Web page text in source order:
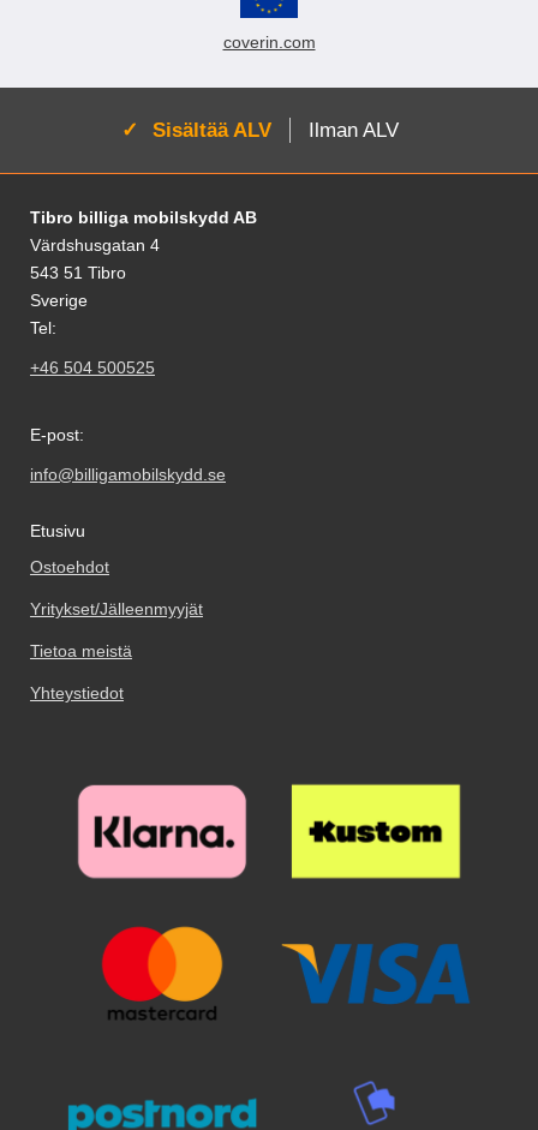
coverin.com
Aktivoi:
Sisältää ALV Ilman ALV
Alatunnisteen sisältö Sekalaista tietoa ja
Tibro billiga mobilskydd AB
Värdshusgatan 4
543 51 Tibro
Sverige
Tel:
+46 504 500525
E-post:
info@billigamobilskydd.se
Etusivu
Ostoehdot
Yritykset/Jälleenmyyjät
Tietoa meistä
Yhteystiedot